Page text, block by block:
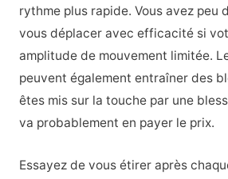
rythme plus rapide. Vous avez peu
vous déplacer avec efficacité si
amplitude de mouvement limitée.
peuvent également entraîner des
êtes mis sur la touche par une
va probablement en payer le prix.
Essayez de vous étirer après